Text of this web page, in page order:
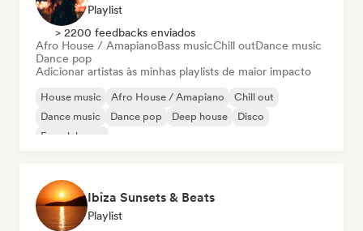
Playlist
> 2200 feedbacks enviados
Afro House / AmapianoBass musicChill outDance music
Dance pop
Adicionar artistas às minhas playlists de maior impacto
House music Afro House / Amapiano
Chill out
Dance music
Dance pop Deep house
Disco
French house
Ibiza Sunsets & Beats
Playlist